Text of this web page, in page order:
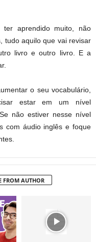
aprendido muito, não
tudo aquilo que vai revisar
livro e outro livro. E a
o seu vocabulário,
estar em um nível
não estiver nesse nível
com áudio inglês e foque
FROM AUTHOR